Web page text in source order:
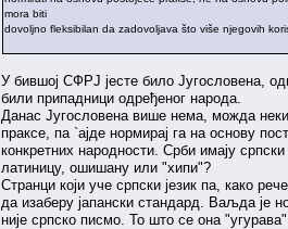
mora biti
dovoljno fleksibilan da zadovoljava što više njegovih
У бившој СФРЈ јесте било Југословена,
били припадници одређеног народа.
Данас Југословена више нема, можда неки
праксе, па `ајде нормирај га на основу
конкретних народности. Срби имају
латиницу, ошишану или "хипи"?
Странци који уче српски језик па, како
да изаберу јапански стандард. Ваљда је
није српско писмо. То што се она